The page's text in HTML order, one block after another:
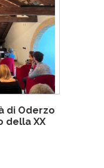
di Oderzo
della XX